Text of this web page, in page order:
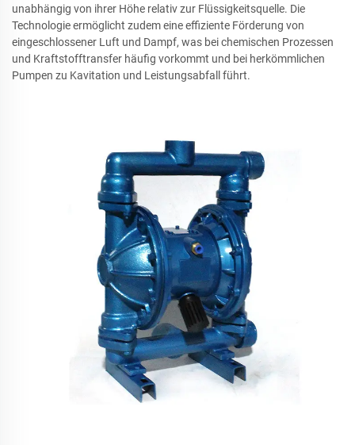
unabhängig von ihrer Höhe relativ zur Flüssigkeitsquelle. Die
Technologie ermöglicht zudem eine effiziente Förderung von
eingeschlossener Luft und Dampf, was bei chemischen Prozessen
und Kraftstofftransfer häufig vorkommt und bei herkömmlichen
Pumpen zu Kavitation und Leistungsabfall führt.